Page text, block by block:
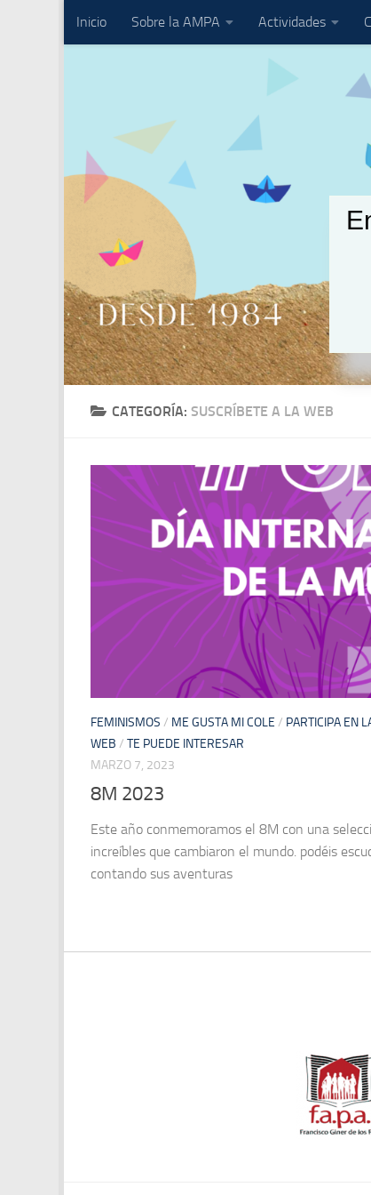
Saltar al contenido
Inicio Sobre la AMPA Actividades
CATEGORÍA: SUSCRÍBETE A LA WEB
FEMINISMOS / ME GUSTA MI COLE / PARTICIPA EN
WEB / TE PUEDE INTERESAR
MARZO 7, 2023
8M 2023
Este año conmemoramos el 8M con una
increíbles que cambiaron el mundo. podéis
contando sus aventuras